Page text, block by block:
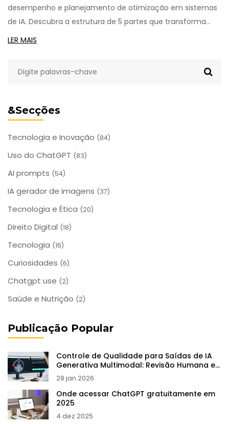
&Secções
Tecnologia e Inovação (84)
Uso do ChatGPT (83)
AI prompts (54)
IA gerador de imagens (37)
Tecnologia e Ética (20)
Direito Digital (18)
Tecnologia (16)
Curiosidades (6)
Chatgpt use (2)
Saúde e Nutrição (2)
Publicação Popular
Controle de Qualidade para Saídas de IA
Generativa Multimodal: Revisão Humana e
Checklists
28 jan 2026
Onde acessar ChatGPT gratuitamente em
2025
4 dez 2025
desempenho e planejamento de otimização em sistemas
de IA. Descubra a estrutura de 5 partes que transforma
respostas genéricas em planos práticos e acionáveis.
LER MAIS